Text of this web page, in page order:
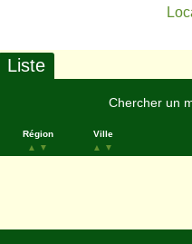
Liste
Chercher un
Région
▲
▼
Ville
▲
▼